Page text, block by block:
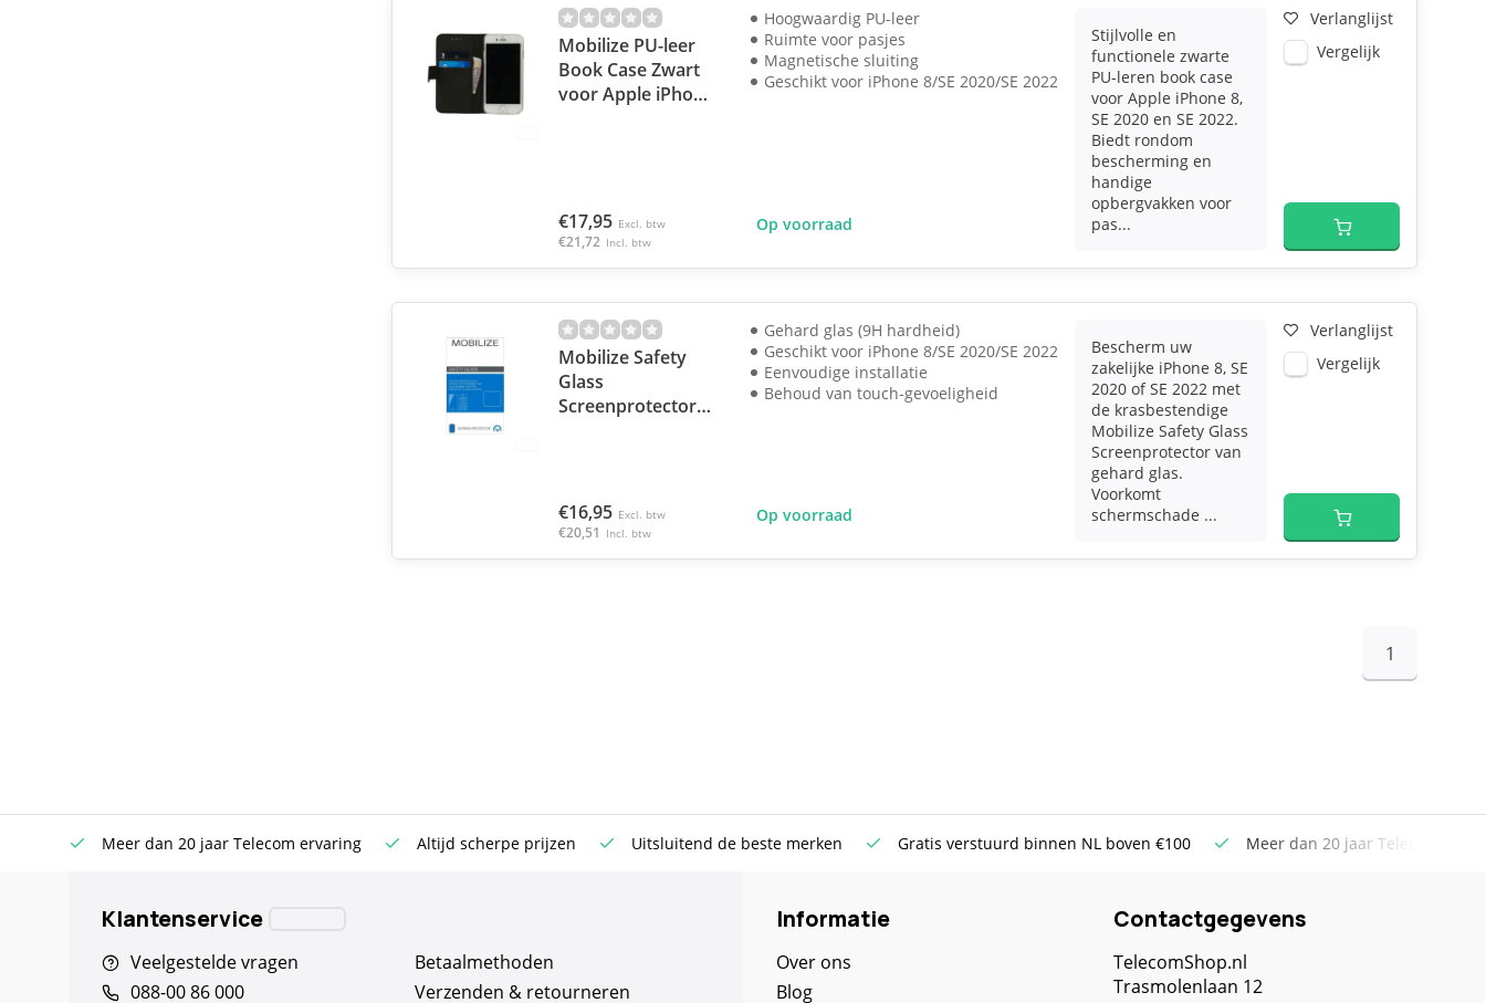
Mobilize PU-leer
Book Case Zwart
voor Apple iPhone
€17,95 Excl. btw
€21,72 Incl. btw
Hoogwaardig PU-leer
Ruimte voor pasjes
Magnetische sluiting
Geschikt voor iPhone 8/SE 2020/SE 2022
Op voorraad
Stijlvolle en
functionele zwarte
PU-leren book case
voor Apple iPhone 8,
SE 2020 en SE 2022.
Biedt rondom
bescherming en
handige
opbergvakken voor
pas...
Verlanglijst
Vergelijk
Mobilize Safety
Glass
Screenprotector
€16,95 Excl. btw
€20,51 Incl. btw
Gehard glas (9H hardheid)
Geschikt voor iPhone 8/SE 2020/SE 2022
Eenvoudige installatie
Behoud van touch-gevoeligheid
Op voorraad
Bescherm uw
zakelijke iPhone 8, SE
2020 of SE 2022 met
de krasbestendige
Mobilize Safety Glass
Screenprotector van
gehard glas.
Voorkomt
schermschade ...
Verlanglijst
Vergelijk
1
Meer dan 20 jaar Telecom ervaring Altijd scherpe prijzen Uitsluitend de beste merken Gratis verstuurd binnen NL boven €100 Meer dan 20 jaar Telecom
Klantenservice
Veelgestelde vragen
088-00 86 000
Betaalmethoden
Verzenden & retourneren
Informatie
Over ons
Blog
Contactgegevens
TelecomShop.nl
Trasmolenlaan 12